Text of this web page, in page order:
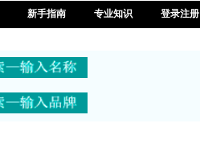
新手指南 专业知识 登录注册